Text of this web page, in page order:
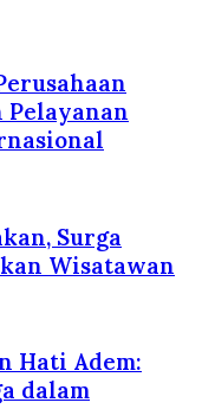
Pelayanan
Surga
Wisatawan
Hati Adem:
dalam